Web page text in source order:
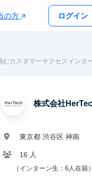
の方 ログイン
むカスタマーサクセスインタ
株式会社
東京都 渋谷区 神南
16 人
（インターン生：6人在籍）